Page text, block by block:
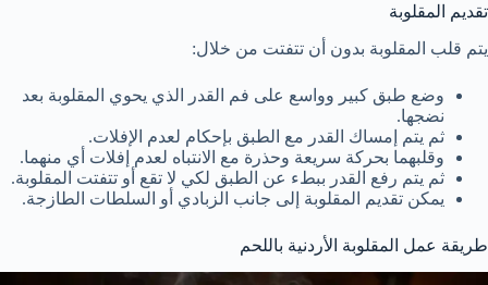
تقديم المقلوبة
يتم قلب المقلوبة بدون أن تتفتت من خلال:
وضع طبق كبير وواسع على فم القدر الذي يحوي المقلوبة بعد
نضجها.
ثم يتم إمساك القدر مع الطبق بإحكام لعدم الإفلات.
وقلبهما بحركة سريعة وحذرة مع الانتباه لعدم إفلات أي منهما.
ثم يتم رفع القدر ببطء عن الطبق لكي لا تقع أو تتفتت المقلوبة.
يمكن تقديم المقلوبة إلى جانب الزبادي أو السلطات الطازجة.
طريقة عمل المقلوبة الأردنية باللحم